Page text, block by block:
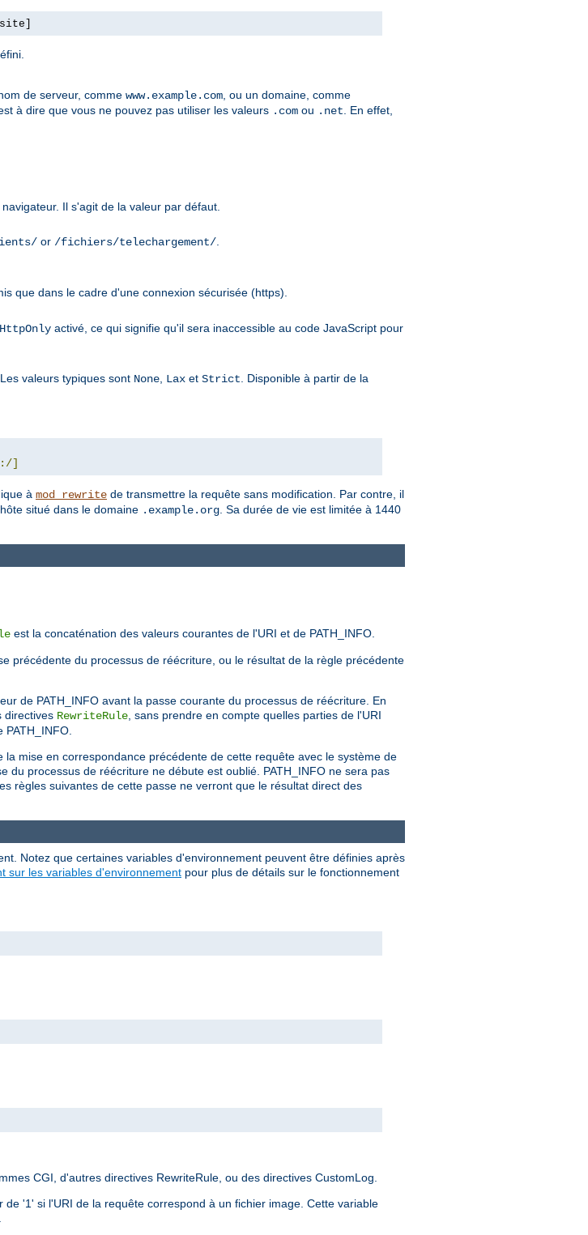
de serveur, comme www.example.com , ou un domaine, comme
à dire que vous ne pouvez pas utiliser les valeurs .com ou .net . En effet,
Il s'agit de la valeur par défaut.
or /fichiers/telechargement/
que dans le cadre d'une connexion sécurisée (https).
HttpOnly activé, ce qui signifie qu'il sera inaccessible au code JavaScript pour
valeurs typiques sont None Lax et Strict . Disponible à partir de la
:/]
à mod_rewrite de transmettre la requête sans modification. Par contre, il
situé dans le domaine .example.org . Sa durée de vie est limitée à 1440
est la concaténation des valeurs courantes de l'URI et de PATH_INFO.
précédente du processus de réécriture, ou le résultat de la règle précédente
de PATH_INFO avant la passe courante du processus de réécriture. En
directives RewriteRule, sans prendre en compte quelles parties de l'URI
PATH_INFO.
mise en correspondance précédente de cette requête avec le système de
du processus de réécriture ne débute est oublié. PATH_INFO ne sera pas
règles suivantes de cette passe ne verront que le résultat direct des
Notez que certaines variables d'environnement peuvent être définies après
sur les variables d'environnement pour plus de détails sur le fonctionnement
CGI, d'autres directives RewriteRule, ou des directives CustomLog.
'1' si l'URI de la requête correspond à un fichier image. Cette variable